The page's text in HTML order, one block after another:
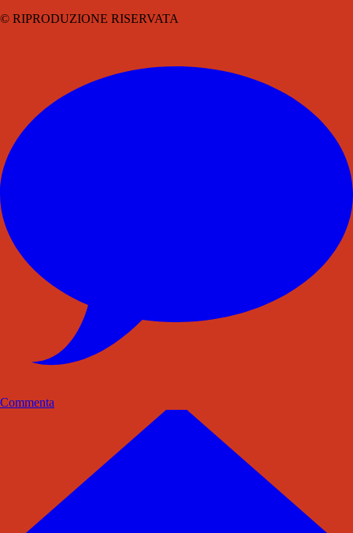
© RIPRODUZIONE RISERVATA
Commenta